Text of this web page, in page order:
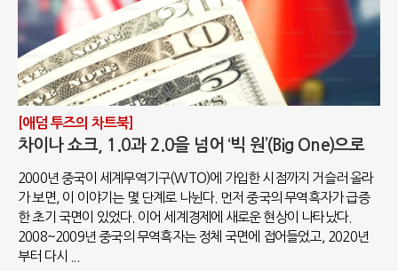
[애덤 투즈의 차트북]
차이나 쇼크, 1.0과 2.0을 넘어 ‘빅 원’(Big One)으로
2000년 중국이 세계무역기구(WTO)에 가입한 시점까지 거슬러 올라
가 보면, 이 이야기는 몇 단계로 나뉜다. 먼저 중국의 무역흑자가 급증
한 초기 국면이 있었다. 이어 세계경제에 새로운 현상이 나타났다.
2008~2009년 중국의 무역흑자는 정체 국면에 접어들었고, 2020년
부터 다시 ...